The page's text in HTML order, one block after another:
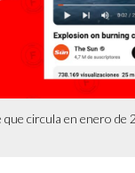
circula en enero de